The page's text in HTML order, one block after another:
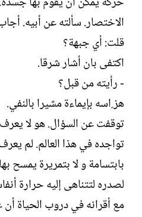
الاختصار. سألته عن أبيه.
قلت: أي جبهة؟
اكتفى بان أشار شرقا.
- رأيته من قبل؟
هز ٍاسه بإيماءة مشيرا بالنفي.
توقفت عن السؤال. هو لا
تواجده في هذا العالم. لم
بابتسامة و لا بتمريرة يمسح
لصدره لتتناهى إليه حرارة
مع أقرانه في دروب الحياة أن